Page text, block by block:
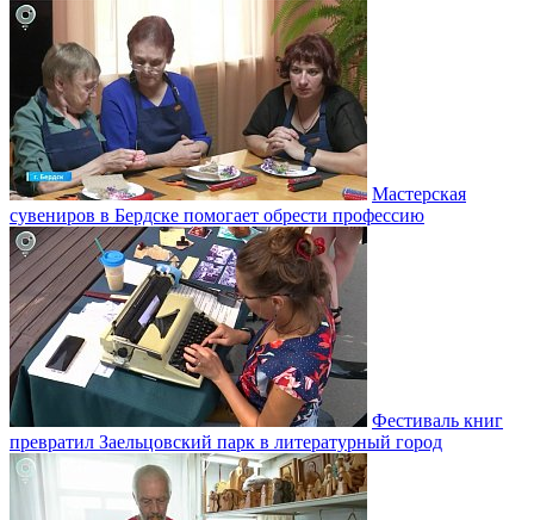
Мастерская
сувениров в Бердске помогает обрести профессию
Фестиваль книг
превратил Заельцовский парк в литературный город